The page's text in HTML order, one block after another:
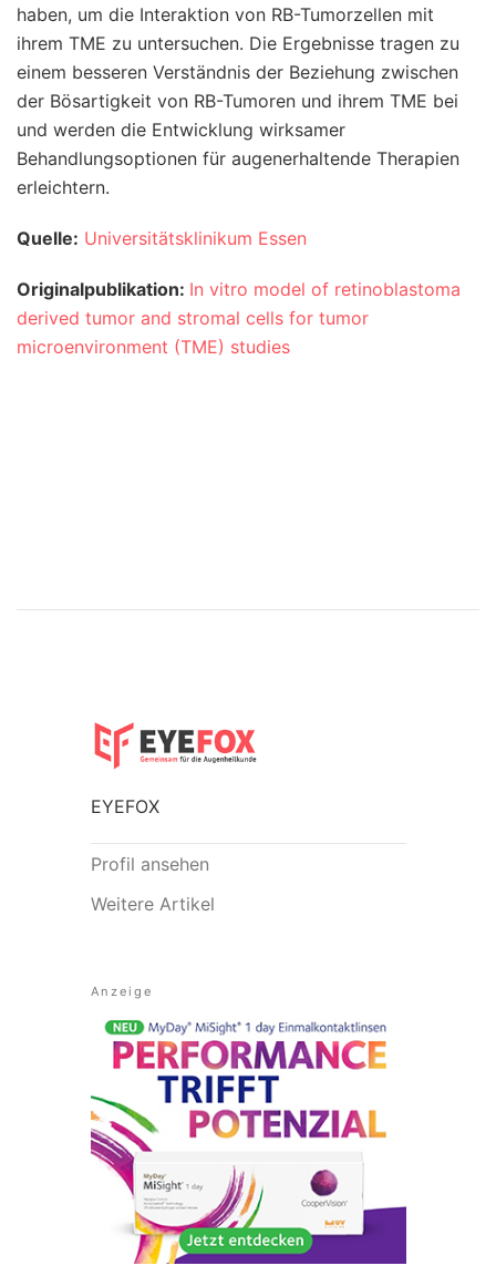
haben, um die Interaktion von RB-Tumorzellen mit
ihrem TME zu untersuchen. Die Ergebnisse tragen zu
einem besseren Verständnis der Beziehung zwischen
der Bösartigkeit von RB-Tumoren und ihrem TME bei
und werden die Entwicklung wirksamer
Behandlungsoptionen für augenerhaltende Therapien
erleichtern.
Quelle: Universitätsklinikum Essen
Originalpublikation: In vitro model of retinoblastoma
derived tumor and stromal cells for tumor
microenvironment (TME) studies
EYEFOX
Profil ansehen
Weitere Artikel